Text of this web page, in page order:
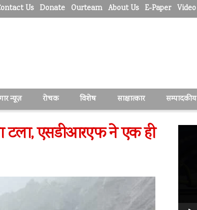
Us Donate Ourteam About Us E-Paper Video
न्यूज़ रोचक विशेष साक्षात्कार सम्पादकीय
टला, एसडीआरएफ ने एक ही